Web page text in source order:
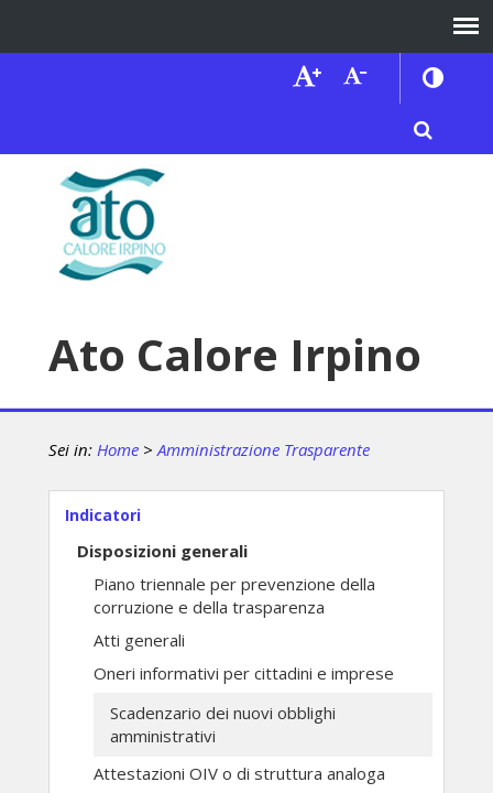
Ato Calore Irpino
Sei in: Home >Amministrazione Trasparente
Indicatori
Disposizioni generali
Piano triennale per prevenzione della
corruzione e della trasparenza
Atti generali
Oneri informativi per cittadini e imprese
Scadenzario dei nuovi obblighi
amministrativi
Attestazioni OIV o di struttura analoga